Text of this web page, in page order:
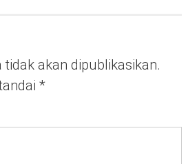
akan dipublikasikan.
*